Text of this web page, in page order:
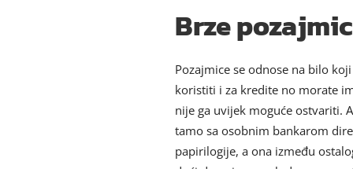
Brze
Pozajmice se odnose na bilo
koristiti i za kredite no morate
nije ga uvijek moguće ostvariti.
tamo sa osobnim bankarom
papirilogije, a ona između